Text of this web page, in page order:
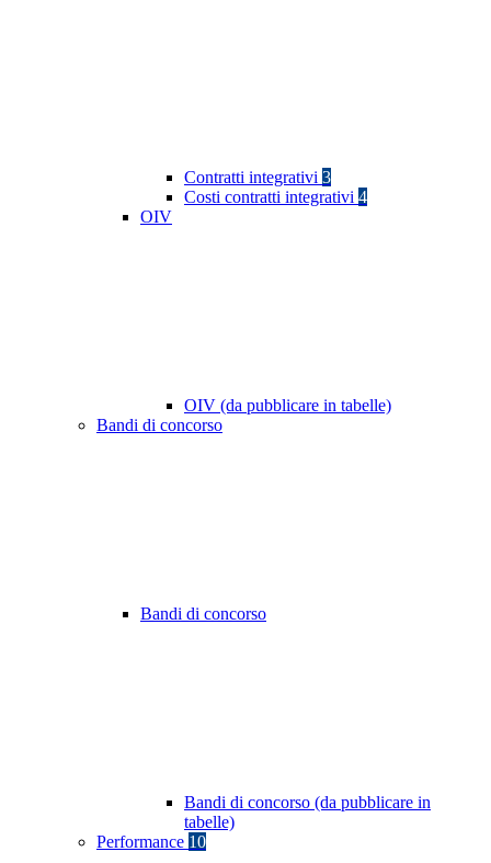
Contratti integrativi 3
Costi contratti integrativi 4
OIV
OIV (da pubblicare in tabelle)
Bandi di concorso
Bandi di concorso
Bandi di concorso (da pubblicare in
tabelle)
Performance 10